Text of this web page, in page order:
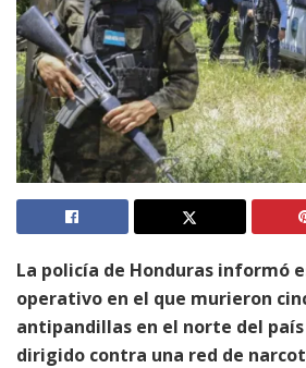
La policía de Honduras informó
operativo en el que murieron
antipandillas en el norte del
dirigido contra una red de